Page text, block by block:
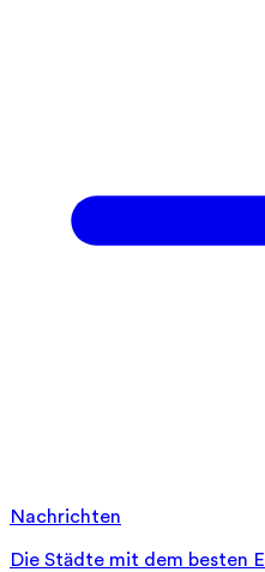
Nachrichten
Die Städte mit dem besten